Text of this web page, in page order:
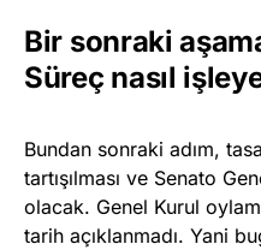
Bir sonraki
Süreç nasıl
Bundan sonraki adım,
tartışılması ve Senato
olacak. Genel Kurul
tarih açıklanmadı. Yani